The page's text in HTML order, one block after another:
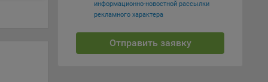
информационно-новостной рассылки
рекламного характера
Отправить заявку